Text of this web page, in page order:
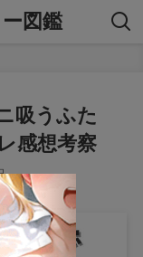
図鑑
吸うふた
感想考察